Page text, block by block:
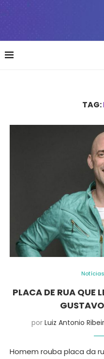
TAG:
Notícias
PLACA DE RUA QUE
por Luiz Antonio
Homem rouba placa da